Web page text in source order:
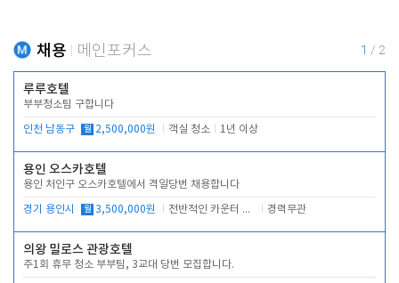
채용 메인포커스 1 / 2
루루호텔
부부청소팀 구합니다
인천 남동구 월 2,500,000원 객실 청소 1년 이상
용인 오스카호텔
용인 처인구 오스카호텔에서 격일당번 채용합니다
경기 용인시 월 3,500,000원 전반적인 카운터 업무 경력무관
의왕 밀로스 관광호텔
주1회 휴무 청소 부부팀, 3교대 당번 모집합니다.